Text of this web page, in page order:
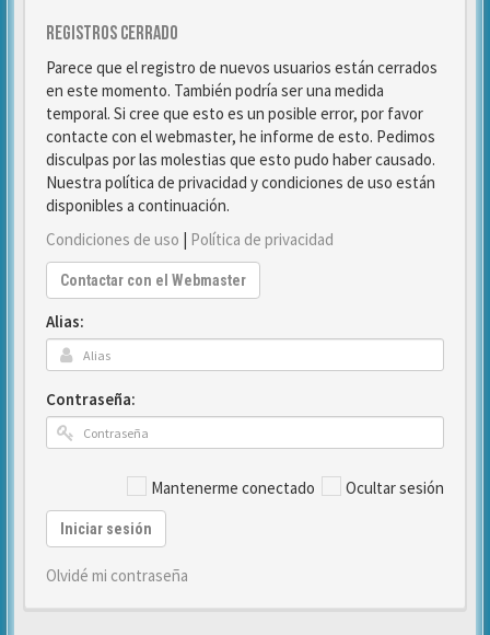
Registros cerrado
Parece que el registro de nuevos usuarios están cerrados
en este momento. También podría ser una medida
temporal. Si cree que esto es un posible error, por favor
contacte con el webmaster, he informe de esto. Pedimos
disculpas por las molestias que esto pudo haber causado.
Nuestra política de privacidad y condiciones de uso están
disponibles a continuación.
Condiciones de uso | Política de privacidad
Contactar con el Webmaster
Alias:
Contraseña:
Mantenerme conectado Ocultar sesión
Iniciar sesión
Olvidé mi contraseña